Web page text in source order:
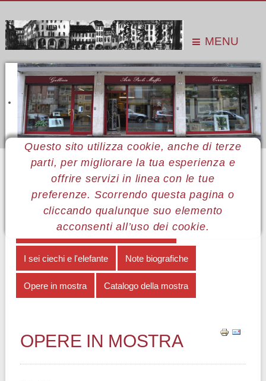
MENU
Questo sito utilizza cookie, anche di terze
parti, per migliorare la tua esperienza e
offrire servizi in linea con le tue
preferenze. Scorrendo questa pagina o
cliccando qualunque suo elemento
acconsenti all’uso dei cookie.
Sei qui: Home Le mostre Mostre 2013
Luca Luciano
Opere in mostra
MENÙ LUCA LUCIANI
Il pessimismo ironico di Luca Luciano
I sei ciechi e l'elefante Note biografiche
Opere in mostra Catalogo della mostra
OPERE IN MOSTRA